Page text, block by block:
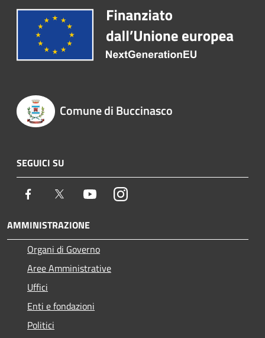
Comune di Buccinasco
SEGUICI SU
Facebook Twitter YoutubeInstagram
AMMINISTRAZIONE
Organi di Governo
Aree Amministrative
Uffici
Enti e fondazioni
Politici